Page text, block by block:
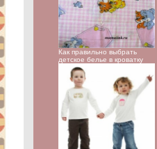
Как правильно выбрать
детское белье в кроватку